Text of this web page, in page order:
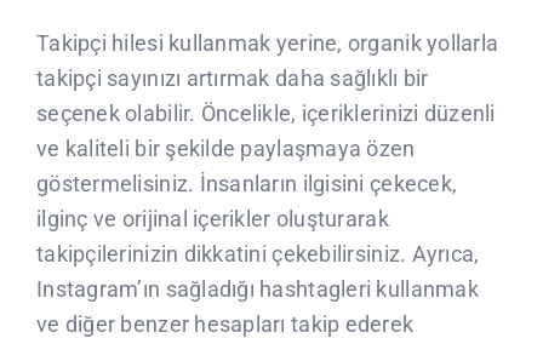
Takipçi hilesi kullanmak yerine, organik yollarla
takipçi sayınızı artırmak daha sağlıklı bir
seçenek olabilir. Öncelikle, içeriklerinizi düzenli
ve kaliteli bir şekilde paylaşmaya özen
göstermelisiniz. İnsanların ilgisini çekecek,
ilginç ve orijinal içerikler oluşturarak
takipçilerinizin dikkatini çekebilirsiniz. Ayrıca,
Instagram’ın sağladığı hashtagleri kullanmak
ve diğer benzer hesapları takip ederek